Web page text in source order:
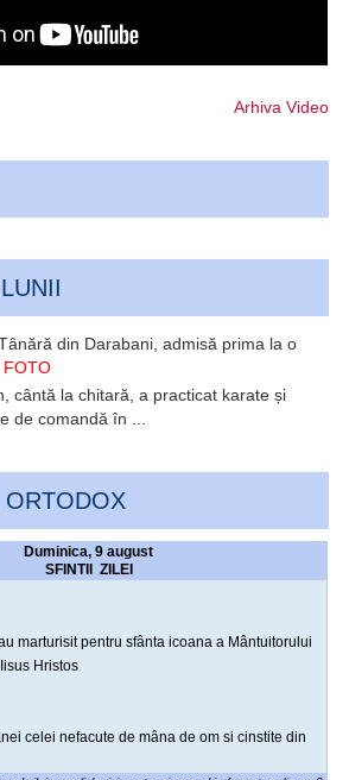
Arhiva Video
din Darabani, admisă prima la o
FOTO
cântă la chitară, a practicat karate și
de comandă în ...
ORTODOX
Duminica, 9 august
SFINTII ZILEI
marturisit pentru sfânta icoana a Mântuitorului
Hristos
celei nefacute de mâna de om si cinstite din